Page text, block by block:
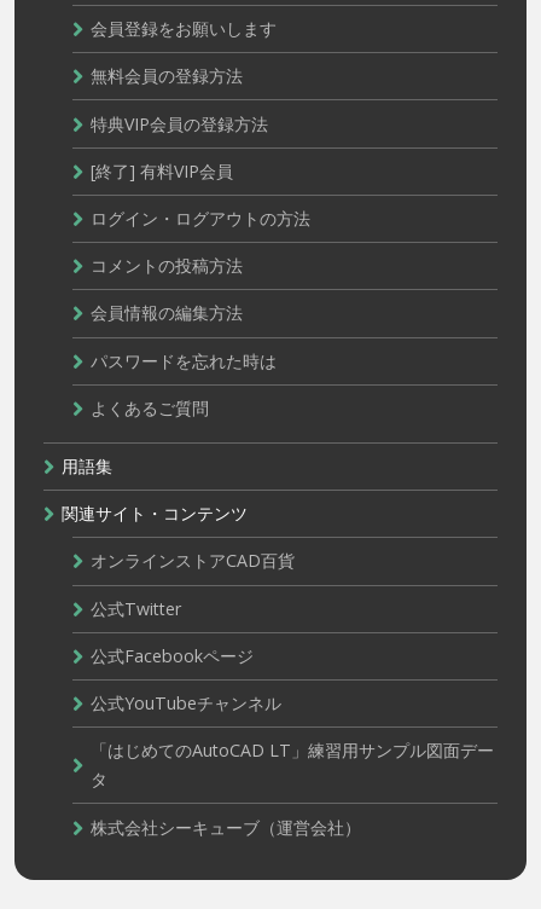
会員登録をお願いします
無料会員の登録方法
特典VIP会員の登録方法
[終了] 有料VIP会員
ログイン・ログアウトの方法
コメントの投稿方法
会員情報の編集方法
パスワードを忘れた時は
よくあるご質問
用語集
関連サイト・コンテンツ
オンラインストアCAD百貨
公式Twitter
公式Facebookページ
公式YouTubeチャンネル
「はじめてのAutoCAD LT」練習用サンプル図面デー
タ
株式会社シーキューブ（運営会社）